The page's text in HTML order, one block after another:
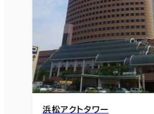
浜松アクトタワー